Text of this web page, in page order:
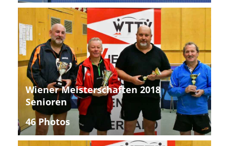
Wiener Meisterschaften 2018
Senioren
46 Photos